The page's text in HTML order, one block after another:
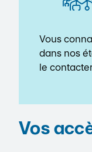
Vous
dans nos
le
Vos